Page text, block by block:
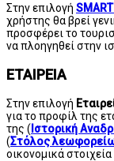
Στην επιλογή
χρήστης θα βρεί
προσφέρει το
να πλοηγηθεί στην
ΕΤΑΙΡΕΙΑ
Στην επιλογή
για το προφίλ της
της (Ιστορική
(Στόλος
οικονομικά